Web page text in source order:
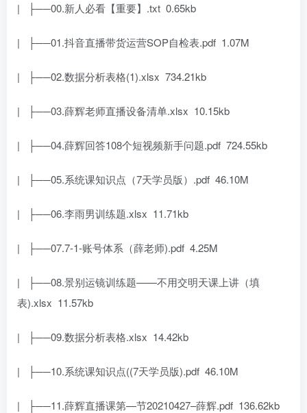
| ├──00.新人必看【重要】.txt 0.65kb
| ├──01.抖音直播带货运营SOP自检表.pdf 1.07M
| ├──02.数据分析表格(1).xlsx 734.21kb
| ├──03.薛辉老师直播设备清单.xlsx 10.15kb
| ├──04.薛辉回答108个短视频新手问题.pdf 724.55kb
| ├──05.系统课知识点（7天学员版）.pdf 46.10M
| ├──06.李雨男训练题.xlsx 11.71kb
| ├──07.7-1-账号体系（薛老师).pdf 4.25M
| ├──08.景别运镜训练题——不用交明天课上讲（填
表).xlsx 11.57kb
| ├──09.数据分析表格.xlsx 14.42kb
| ├──10.系统课知识点((7天学员版).pdf 46.10M
| ├──11.薛辉直播课第—节20210427–薛辉.pdf 136.62kb